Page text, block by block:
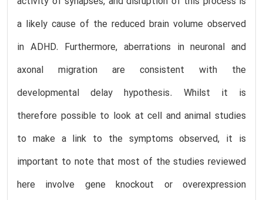
a likely cause of the reduced brain volume observed
in ADHD. Furthermore, aberrations in neuronal and
axonal migration are consistent with the
developmental delay hypothesis. Whilst it is
therefore possible to look at cell and animal studies
to make a link to the symptoms observed, it is
important to note that most of the studies reviewed
here involve gene knockout or overexpression